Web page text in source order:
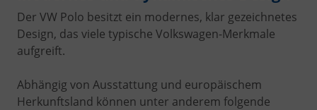
Der VW Polo besitzt ein modernes, klar gezeichnetes
Design, das viele typische Volkswagen-Merkmale
aufgreift.
Abhängig von Ausstattung und europäischem
Herkunftsland können unter anderem folgende